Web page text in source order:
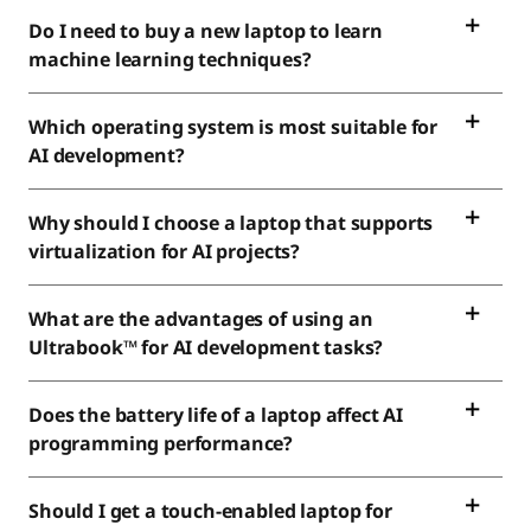
Do I need to buy a new laptop to learn
machine learning techniques?
Which operating system is most suitable for
AI development?
Why should I choose a laptop that supports
virtualization for AI projects?
What are the advantages of using an
Ultrabook™ for AI development tasks?
Does the battery life of a laptop affect AI
programming performance?
Should I get a touch-enabled laptop for